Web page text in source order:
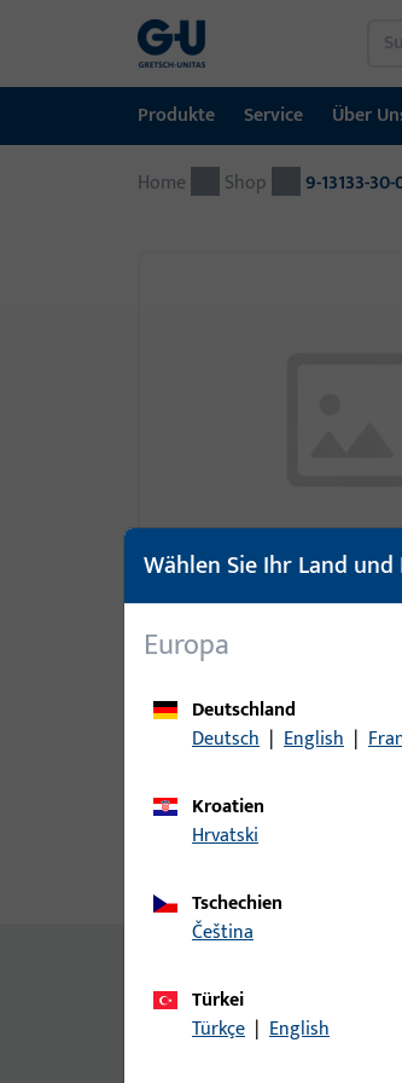
Produkte
Produkte
Service
Service
Über
Über Uns
Karriere
Referenzen
Kontakt
Home Shop 9-13133-
Senkkopfschraube DIN 965-M5 x
Wählen Sie Ihr Land
Europa
Deutschland
Deutsch | English |
Kroatien
Hrvatski
Tschechien
čeština
Türkei
Türkçe | English